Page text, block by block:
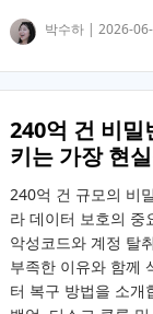
박수하 | 2026-
240억 건 비밀
키는 가장 현
240억 건 규모의 비
라 데이터 보호의
악성코드와 계정 탈
부족한 이유와 함께
터 복구 방법을 소